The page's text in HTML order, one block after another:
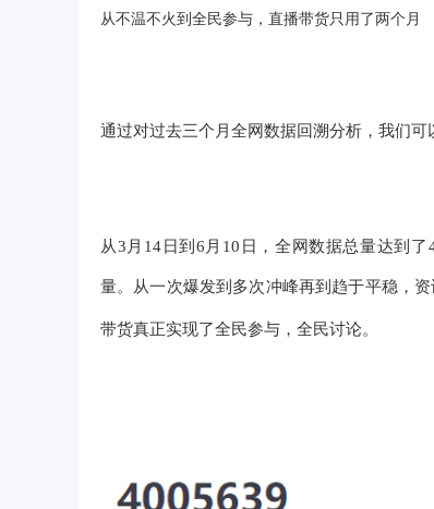
从不温不火到全民参与，直播带货只用了两个月
通过对过去三个月全网数据回溯分析，我们可
从3月14日到6月10日，全网数据总量达到
量。从一次爆发到多次冲峰再到趋于平稳，
带货真正实现了全民参与，全民讨论。